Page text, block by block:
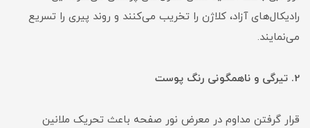
رادیکال‌های آزاد، کلاژن را تخریب می‌کنند و روند پیری را تسریع
می‌نمایند.
2. تیرگی و ناهمگونی رنگ پوست
قرار گرفتن مداوم در معرض نور صفحه باعث تحریک ملانین